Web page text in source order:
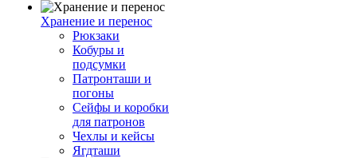
Хранение и перенос
Рюкзаки
Кобуры и
подсумки
Патронташи и
погоны
Сейфы и коробки
для патронов
Чехлы и кейсы
Ягдташи